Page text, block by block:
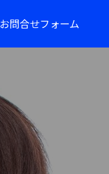
お問合せフォーム